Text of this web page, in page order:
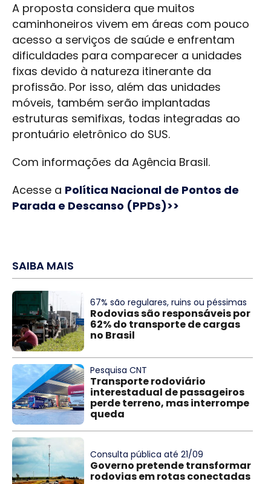
A proposta considera que muitos
caminhoneiros vivem em áreas com pouco
acesso a serviços de saúde e enfrentam
dificuldades para comparecer a unidades
fixas devido à natureza itinerante da
profissão. Por isso, além das unidades
móveis, também serão implantadas
estruturas semifixas, todas integradas ao
prontuário eletrônico do SUS.
Com informações da Agência Brasil.
Acesse a Política Nacional de Pontos de
Parada e Descanso (PPDs)>>
SAIBA MAIS
67% são regulares, ruins ou péssimas
Rodovias são responsáveis por
62% do transporte de cargas
no Brasil
Pesquisa CNT
Transporte rodoviário
interestadual de passageiros
perde terreno, mas interrompe
queda
Consulta pública até 21/09
Governo pretende transformar
rodovias em rotas conectadas